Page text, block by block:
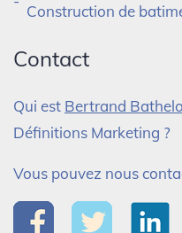
Construction de
Contact
Qui est Bertrand
Définitions Marketing ?
Vous pouvez nous